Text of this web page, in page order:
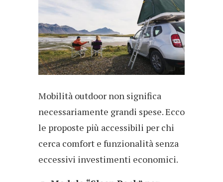
Mobilità outdoor non significa
necessariamente grandi spese. Ecco
le proposte più accessibili per chi
cerca comfort e funzionalità senza
eccessivi investimenti economici.